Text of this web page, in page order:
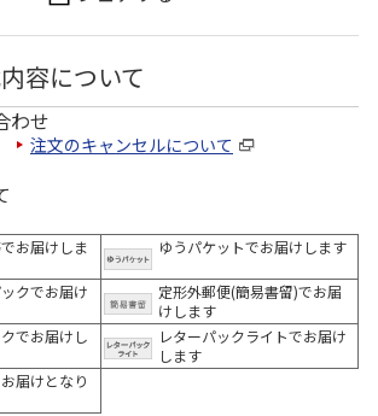
容について
わせ
注文のキャンセルについて
お届けしま
ゆうパケットでお届けします
クでお届け
定形外郵便(簡易書留)でお届
けします
でお届けし
レターパックライトでお届け
します
届けとなり